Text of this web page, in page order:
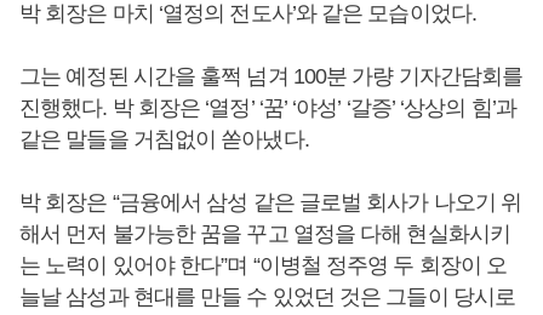
박 회장은 마치 ‘열정의 전도사’와 같은 모습이었다.
그는 예정된 시간을 훌쩍 넘겨 100분 가량 기자간담회를
진행했다. 박 회장은 ‘열정’ ‘꿈’ ‘야성’ ‘갈증’ ‘상상의 힘’과
같은 말들을 거침없이 쏟아냈다.
박 회장은 “금융에서 삼성 같은 글로벌 회사가 나오기 위
해서 먼저 불가능한 꿈을 꾸고 열정을 다해 현실화시키
는 노력이 있어야 한다”며 “이병철 정주영 두 회장이 오
늘날 삼성과 현대를 만들 수 있었던 것은 그들이 당시로